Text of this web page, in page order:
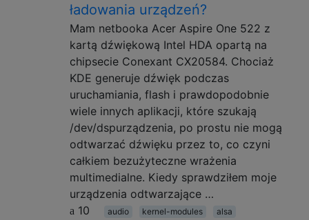
ładowania urządzeń?
Mam netbooka Acer Aspire One 522 z
kartą dźwiękową Intel HDA opartą na
chipsecie Conexant CX20584. Chociaż
KDE generuje dźwięk podczas
uruchamiania, flash i prawdopodobnie
wiele innych aplikacji, które szukają
/dev/dspurządzenia, po prostu nie mogą
odtwarzać dźwięku przez to, co czyni
całkiem bezużyteczne wrażenia
multimedialne. Kiedy sprawdziłem moje
urządzenia odtwarzające …
10
audio kernel-modules alsa